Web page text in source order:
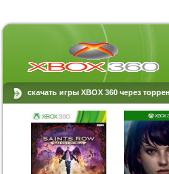
скачать игры XBOX 360 через